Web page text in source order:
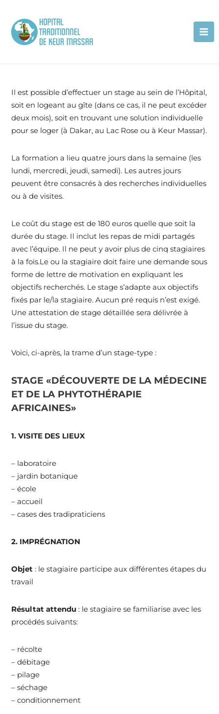
Il est possible d’effectuer un stage au sein de l’Hôpital,
soit en logeant au gîte (dans ce cas, il ne peut excéder
deux mois), soit en trouvant une solution individuelle
pour se loger (à Dakar, au Lac Rose ou à Keur Massar).
La formation a lieu quatre jours dans la semaine (les
lundi, mercredi, jeudi, samedi). Les autres jours
peuvent être consacrés à des recherches individuelles
ou à de visites.
Le coût du stage est de 180 euros quelle que soit la
durée du stage. Il inclut les repas de midi partagés
avec l’équipe. Il ne peut y avoir plus de cinq stagiaires
à la fois.Le ou la stagiaire doit faire une demande sous
forme de lettre de motivation en expliquant les
objectifs recherchés. Le stage s’adapte aux objectifs
fixés par le/la stagiaire. Aucun pré requis n’est exigé.
Une attestation de stage détaillée sera délivrée à
l’issue du stage.
Voici, ci-après, la trame d’un stage-type :
STAGE «DÉCOUVERTE DE LA MÉDECINE
ET DE LA PHYTOTHÉRAPIE
AFRICAINES»
1. VISITE DES LIEUX
– laboratoire
– jardin botanique
– école
– accueil
– cases des tradipraticiens
2. IMPRÉGNATION
Objet : le stagiaire participe aux différentes étapes du
travail
Résultat attendu : le stagiaire se familiarise avec les
procédés suivants:
– récolte
– débitage
– pilage
– séchage
– conditionnement